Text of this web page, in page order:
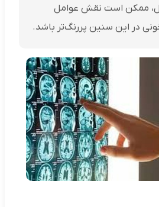
ممکن است نقش عوامل
در این سنین پررنگ‌تر باشد.